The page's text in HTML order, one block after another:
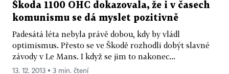
Škoda 1100 OHC dokazovala, že i v časech
komunismu se dá myslet pozitivně
Padesátá léta nebyla právě dobou, kdy by vládl
optimismus. Přesto se ve Škodě rozhodli dobýt slavné
závody v Le Mans. I když se jim to nakonec...
13. 12. 2013 ▪ 3 min. čtení